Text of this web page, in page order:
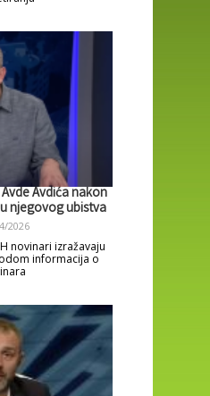
Avdića nakon
njegovog ubistva
2026
novinari izražavaju
informacija o